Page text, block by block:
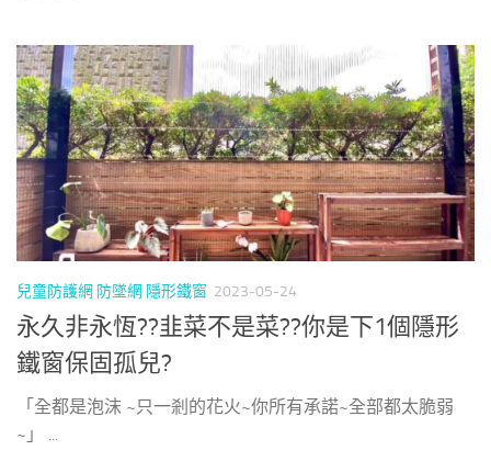
兒童防護網 防墜網 隱形鐵窗 2023-05-24
永久非永恆??韭菜不是菜??你是下1個隱形
鐵窗保固孤兒?
「全都是泡沫 ~只一剎的花火~你所有承諾~全部都太脆弱
~」 ...